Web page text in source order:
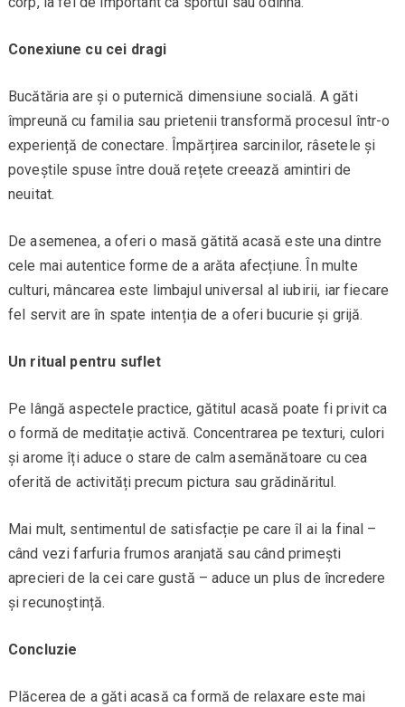
Conexiune cu cei dragi
Bucătăria are și o puternică dimensiune socială. A găti
împreună cu familia sau prietenii transformă procesul într-o
experiență de conectare. Împărțirea sarcinilor, râsetele și
poveștile spuse între două rețete creează amintiri de
neuitat.
De asemenea, a oferi o masă gătită acasă este una dintre
cele mai autentice forme de a arăta afecțiune. În multe
culturi, mâncarea este limbajul universal al iubirii, iar fiecare
fel servit are în spate intenția de a oferi bucurie și grijă.
Un ritual pentru suflet
Pe lângă aspectele practice, gătitul acasă poate fi privit ca
o formă de meditație activă. Concentrarea pe texturi, culori
și arome îți aduce o stare de calm asemănătoare cu cea
oferită de activități precum pictura sau grădinăritul.
Mai mult, sentimentul de satisfacție pe care îl ai la final –
când vezi farfuria frumos aranjată sau când primești
aprecieri de la cei care gustă – aduce un plus de încredere
și recunoștință.
Concluzie
Plăcerea de a găti acasă ca formă de relaxare este mai